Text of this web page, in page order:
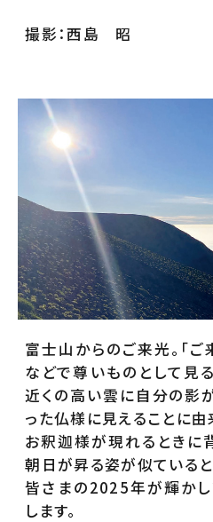
撮影：西島 昭
富士山からのご来光。「ご
などで尊いものとして見
近くの高い雲に自分の影
った仏様に見えることに由
お釈迦様が現れるときに
朝日が昇る姿が似ていると
皆さまの2025年が輝か
します。